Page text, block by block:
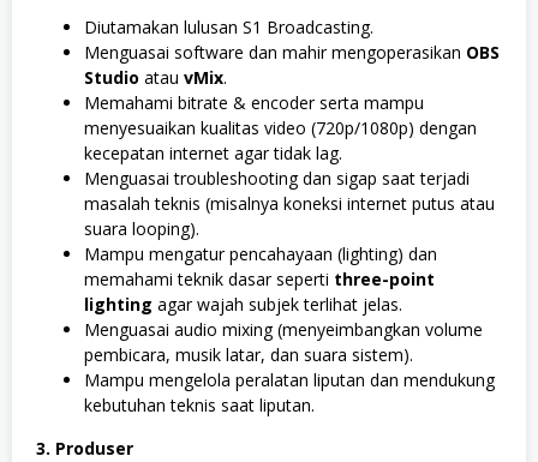
Diutamakan lulusan S1 Broadcasting.
Menguasai software dan mahir mengoperasikan OBS
Studio atau vMix.
Memahami bitrate & encoder serta mampu
menyesuaikan kualitas video (720p/1080p) dengan
kecepatan internet agar tidak lag.
Menguasai troubleshooting dan sigap saat terjadi
masalah teknis (misalnya koneksi internet putus atau
suara looping).
Mampu mengatur pencahayaan (lighting) dan
memahami teknik dasar seperti three-point
lighting agar wajah subjek terlihat jelas.
Menguasai audio mixing (menyeimbangkan volume
pembicara, musik latar, dan suara sistem).
Mampu mengelola peralatan liputan dan mendukung
kebutuhan teknis saat liputan.
3. Produser